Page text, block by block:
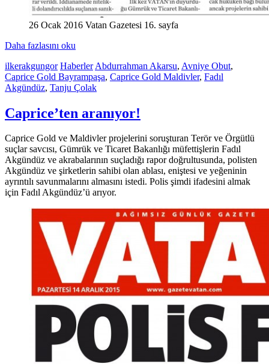
26 Ocak 2016 Vatan Gazetesi 16. sayfa
Daha fazlasını oku
ilkerakgungor Haberler Abdurrahman Akarsu, Avniye Obut,
Caprice Gold Bayrampaşa, Caprice Gold Maldivler, Fadıl
Akgündüz, Tanju Çolak
Caprice’ten aranıyor!
Caprice Gold ve Maldivler projelerini soruşturan Terör ve Örgütlü
suçlar savcısı, Gümrük ve Ticaret Bakanlığı müfettişlerin Fadıl
Akgündüz ve akrabalarının suçladığı rapor doğrultusunda, polisten
Akgündüz ve şirketlerin sahibi olan ablası, eniştesi ve yeğeninin
ayrıntılı savunmalarını almasını istedi. Polis şimdi ifadesini almak
için Fadıl Akgündüz’ü arıyor.